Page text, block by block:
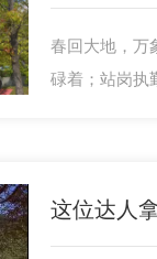
春回大地，万
碌着；站岗执
这位达人